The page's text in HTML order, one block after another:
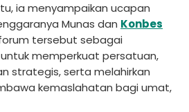
ia menyampaikan ucapan
Munas dan Konbes
tersebut sebagai
memperkuat persatuan,
strategis, serta melahirkan
kemaslahatan bagi umat,